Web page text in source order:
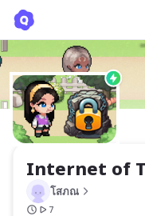
Internet of
โสภณ
7